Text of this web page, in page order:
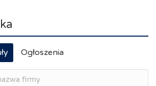
Ogłoszenia